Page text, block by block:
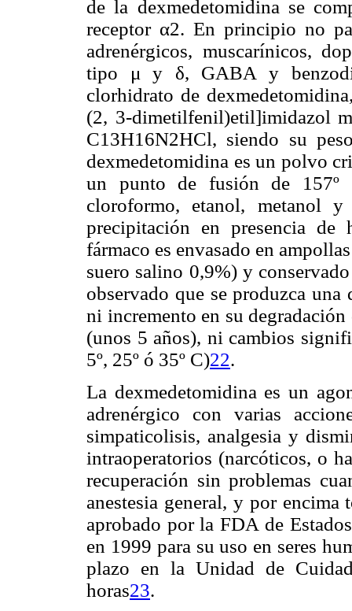
de la dexmedetomidina se
receptor α2. En principio no
adrenérgicos, muscarínicos,
tipo μ y δ, GABA y
clorhidrato de
(2, 3-dimetilfenil)etil]imidazol
C13H16N2HCl, siendo su
dexmedetomidina es un polvo
un punto de fusión de 157º
cloroformo, etanol, metanol
precipitación en presencia
fármaco es envasado en
suero salino 0,9%) y
observado que se produzca
ni incremento en su
(unos 5 años), ni cambios
5º, 25º ó 35º C)22.
La dexmedetomidina es un
adrenérgico con varias
simpaticolisis, analgesia y
intraoperatorios (narcóticos, o
recuperación sin problemas
anestesia general, y por
aprobado por la FDA de
en 1999 para su uso en seres
plazo en la Unidad de
horas23.